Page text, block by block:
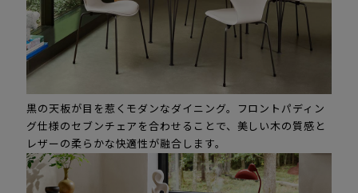
黒の天板が目を惹くモダンなダイニング。フロントパディン
グ仕様のセブンチェアを合わせることで、美しい木の質感と
レザーの柔らかな快適性が融合します。